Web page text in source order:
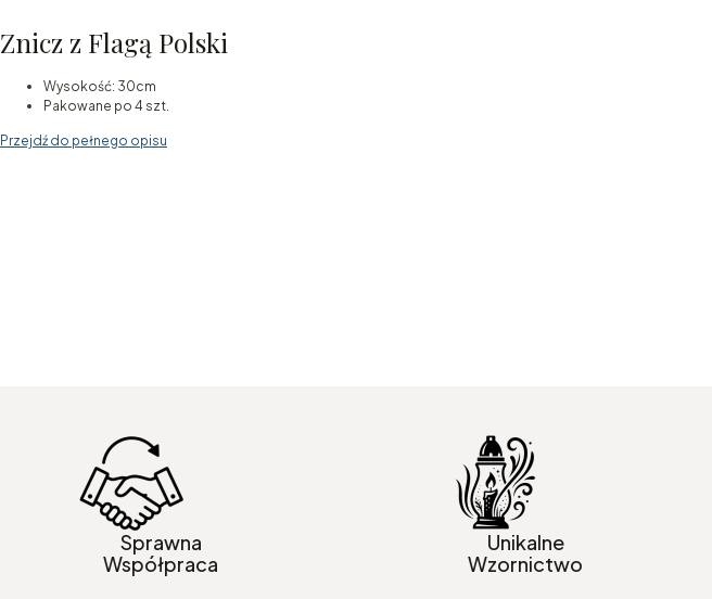
Znicz z Flagą Polski
Wysokość: 30cm
Pakowane po 4 szt.
Przejdź do pełnego opisu
Sprawna
Współpraca
Unikalne
Wzornictwo